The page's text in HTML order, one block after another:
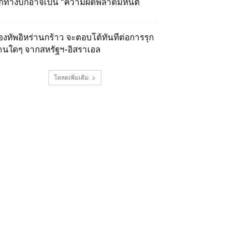
ทางบกอาจเป็น “ความผิดพลาดมหันต์
งทัพอิหร่านกร้าว จะตอบโต้ทันทีต่อการรุก
นใดๆ จากสหรัฐฯ-อิสราเอล
โหลดเพิ่มเติม